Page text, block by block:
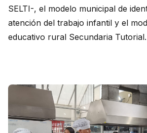
SELTI-, el modelo municipal de
atención del trabajo infantil y el
educativo rural Secundaria Tutorial.